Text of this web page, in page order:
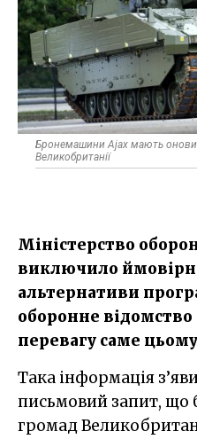
Бронемашини Ajax мають
Великобританії
​Міністерство
виключило
альтернативи
оборонне
перевагу саме
Така інформація з’явилася у відповідь на
письмовий запит, що
громад